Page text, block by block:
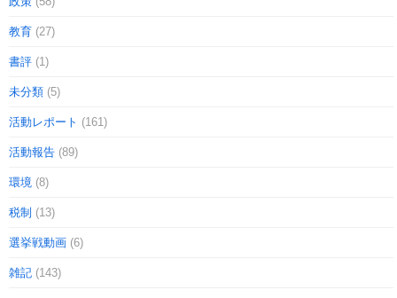
教育 (27)
書評 (1)
未分類 (5)
活動レポート (161)
活動報告 (89)
環境 (8)
税制 (13)
選挙戦動画 (6)
雑記 (143)